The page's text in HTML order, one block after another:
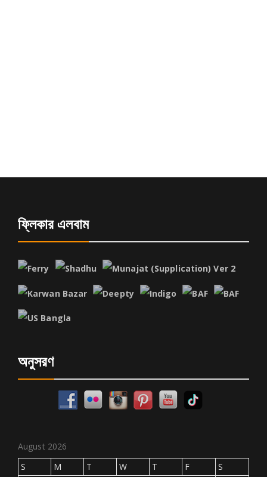
ফ্লিকার এলবাম
অনুসরণ
August 2026
S
M T W T F S